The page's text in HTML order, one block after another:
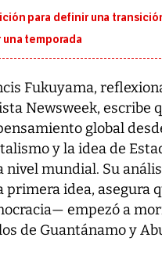
para definir una
temporada
Fukuyama,
Newsweek, escribe
global
y la idea de
mundial. Su
primera idea, asegura
empezó a
de Guantánamo y
candidatura...